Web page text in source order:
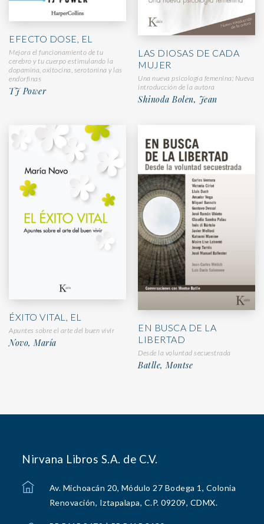
EFECTO DOSE, EL
Mejora el funcionamiento de tu
cerebro y tu cuerpo estimulando la
dopamina, oxitocina, serotonina y las
endorfinas
TJ Power
LAS DIOSAS DE CADA
MUJER
Una nueva psicología femenina; Nueva
introducción de la autora
Shinoda Bolen, Jean
ÉXITO VITAL, EL
Apuntes sobre el arte del buen vivir
Novo, María
EN BUSCA DE LA
LIBERTAD
Desde la voluntad secuestrada
Batlle, Montse
Nirvana Libros S.A. de C.V.
Av. Michoacán 20, Módulo 27 Bodega 1, Colonia
Renovación, Iztapalapa, C.P. 09209, CDMX.